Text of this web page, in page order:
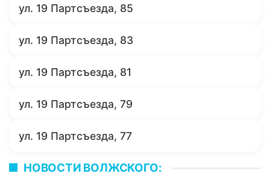
ул. 19 Партсъезда, 85
ул. 19 Партсъезда, 83
ул. 19 Партсъезда, 81
ул. 19 Партсъезда, 79
ул. 19 Партсъезда, 77
НОВОСТИ ВОЛЖСКОГО: